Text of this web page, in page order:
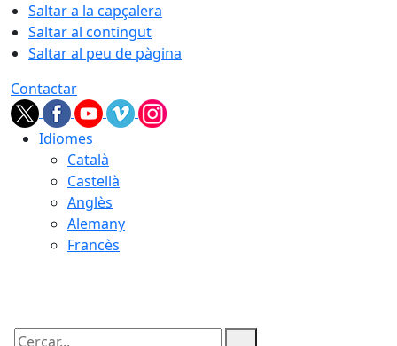
Saltar a la capçalera
Saltar al contingut
Saltar al peu de pàgina
Contactar
Idiomes
Català
Castellà
Anglès
Alemany
Francès